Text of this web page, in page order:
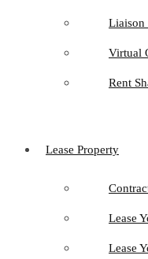
Liaison
Virtual
Rent
Lease Property
Lease
Lease